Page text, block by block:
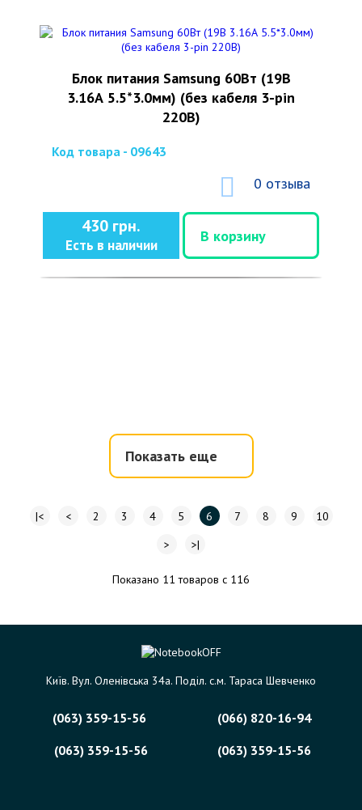
Блок питания Samsung 60Вт (19В
3.16А 5.5*3.0мм) (без кабеля 3-pin
220В)
Код товара - 09643
0 отзыва
430 грн.
Есть в наличии
В корзину
Показать еще
|< < 2 3 4 5 6 7 8 9
10
>
>|
Показано 11 товаров с 116
Київ. Вул. Оленівська 34а. Поділ. с.м. Тараса Шевченко
(063) 359-15-56
(066) 820-16-94
(063) 359-15-56
(063) 359-15-56